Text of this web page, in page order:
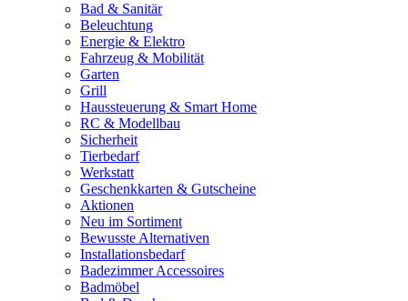
Bad & Sanitär
Beleuchtung
Energie & Elektro
Fahrzeug & Mobilität
Garten
Grill
Haussteuerung & Smart Home
RC & Modellbau
Sicherheit
Tierbedarf
Werkstatt
Geschenkkarten & Gutscheine
Aktionen
Neu im Sortiment
Bewusste Alternativen
Installationsbedarf
Badezimmer Accessoires
Badmöbel